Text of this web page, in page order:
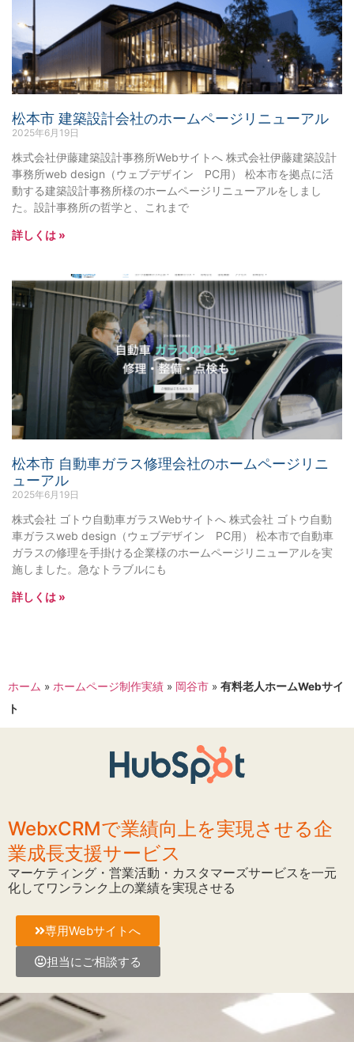
松本市 建築設計会社のホームページリニューアル
2025年6月19日
株式会社伊藤建築設計事務所Webサイトへ 株式会社伊藤建築設計
事務所web design（ウェブデザイン PC用） 松本市を拠点に活
動する建築設計事務所様のホームページリニューアルをしまし
た。設計事務所の哲学と、これまで
詳しくは »
松本市 自動車ガラス修理会社のホームページリニ
ューアル
2025年6月19日
株式会社 ゴトウ自動車ガラスWebサイトへ 株式会社 ゴトウ自動
車ガラスweb design（ウェブデザイン PC用） 松本市で自動車
ガラスの修理を手掛ける企業様のホームページリニューアルを実
施しました。急なトラブルにも
詳しくは »
ホーム » ホームページ制作実績 » 岡谷市 » 有料老人ホームWebサイ
ト
WebxCRMで業績向上を実現させる企
業成長支援サービス
マーケティング・営業活動・カスタマーズサービスを一元
化してワンランク上の業績を実現させる
専用Webサイトへ
担当にご相談する